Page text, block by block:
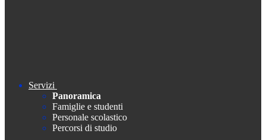
Servizi
Panoramica
Famiglie e studenti
Personale scolastico
Percorsi di studio